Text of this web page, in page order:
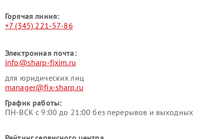
Горячая линия:
+7 (345) 221-57-86
Электронная почта:
info@sharp-fixim.ru
для юридических лиц
manager@fix-sharp.ru
График работы:
ПН-ВСК с 9:00 до 21:00 без перерывов и выходных